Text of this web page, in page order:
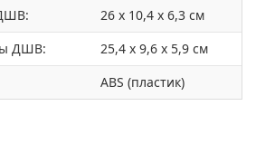
26 x 10,4 x 6,3 см
ДШВ:
25,4 x 9,6 x 5,9 см
ABS (пластик)